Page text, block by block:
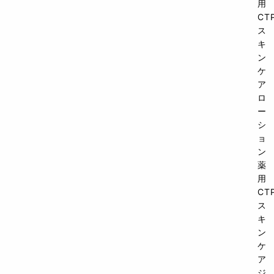
用
ス
キ
ン
ケ
ア
ロ
ー
シ
ョ
ン
薬
用
ス
キ
ン
ケ
ア